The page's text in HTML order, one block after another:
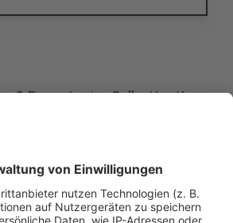
Reporter im Selbsttest!
ein Selbsttest überhaupt
genau tun und vor allem: Was muss
Diese Fragen wollte Radio Erft-